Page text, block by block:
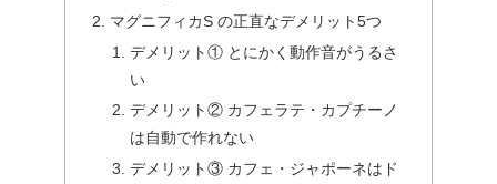
マグニフィカS の正直なデメリット5つ
デメリット① とにかく動作音がうるさ
い
デメリット② カフェラテ・カプチーノ
は自動で作れない
デメリット③ カフェ・ジャポーネはド